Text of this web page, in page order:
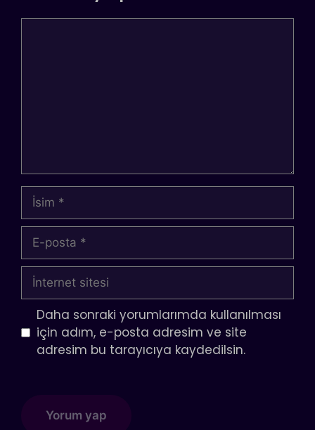
İsim
posta
İnternet
sitesi
Daha sonraki yorumlarımda kullanılması
için adım, e-posta adresim ve site
adresim bu tarayıcıya kaydedilsin.